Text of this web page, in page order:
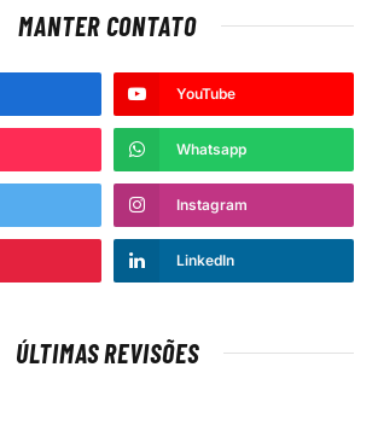
MANTER CONTATO
YouTube
Whatsapp
Instagram
LinkedIn
ÚLTIMAS REVISÕES